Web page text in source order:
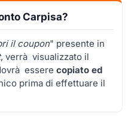
Carpisa?
il coupon" presente in
, verrà visualizzato il
essere copiato ed
prima di effettuare il